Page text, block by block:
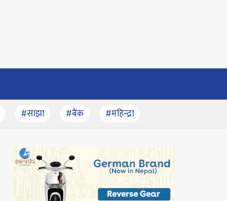
#साझा #बैंक #महिन्द्रा